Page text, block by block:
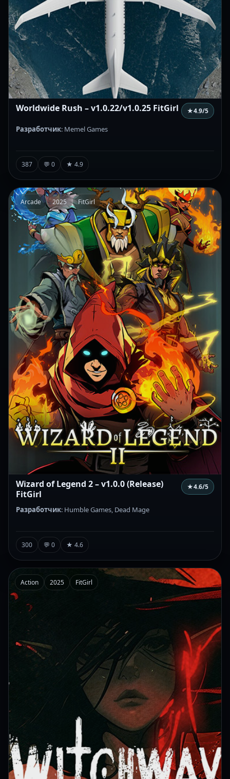
Worldwide Rush – v1.0.22/v1.0.25 FitGirl ★4.9/5
Разработчик: Memel Games
387 💬 0 ★ 4.9
Arcade 2025 FitGirl
Wizard of Legend 2 – v1.0.0 (Release)
FitGirl
★4.6/5
Разработчик: Humble Games, Dead Mage
300 💬 0 ★ 4.6
Action 2025 FitGirl